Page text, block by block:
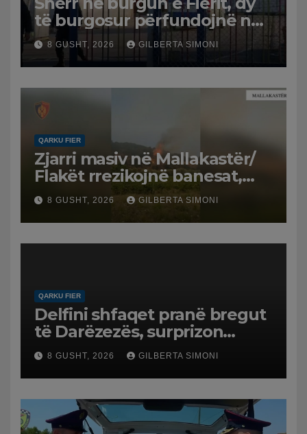
të burgosur përfundojnë në
spital
8 GUSHT, 2026 GILBERTA SIMONI
QARKU FIER
Zjarri masiv në Mallakastër/
Flakët rrezikojnë banesat,
Policia evakuon disa familje
në Koilac
8 GUSHT, 2026 GILBERTA SIMONI
QARKU FIER
Delfini shfaqet pranë bregut
të Darëzezës, surprizon
pushuesit dhe banorët
8 GUSHT, 2026 GILBERTA SIMONI